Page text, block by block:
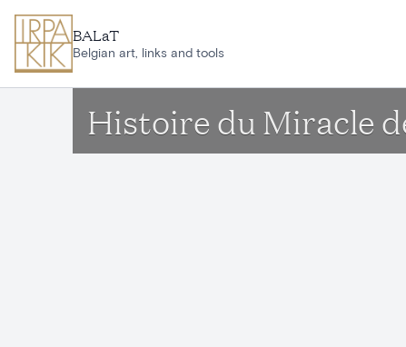
BALaT
Belgian art, links and tools
Histoire du Miracle